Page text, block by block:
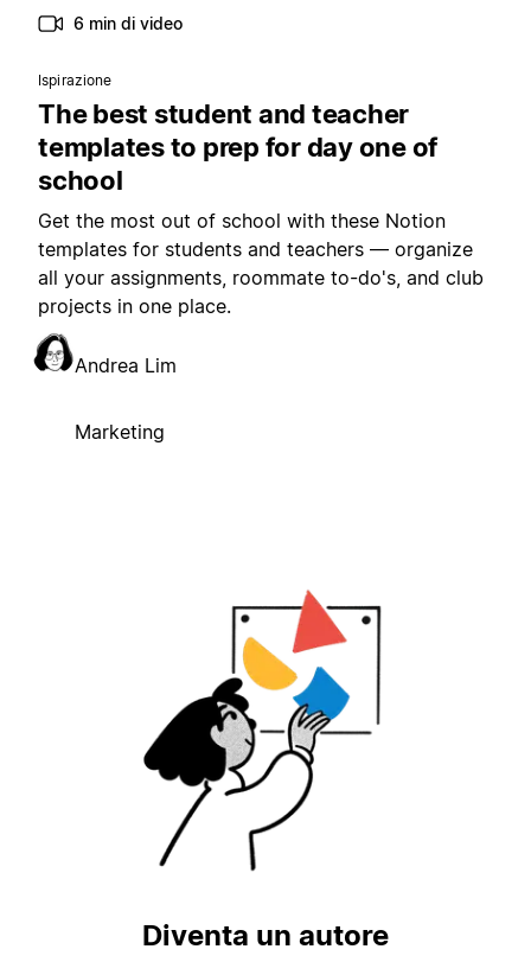
6 min di video
Ispirazione
The best student and teacher
templates to prep for day one of
school
Get the most out of school with these Notion
templates for students and teachers — organize
all your assignments, roommate to-do's, and club
projects in one place.
Andrea Lim
Marketing
Diventa un autore